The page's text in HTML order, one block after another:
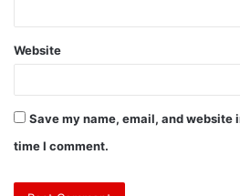
Website
Save my name, email, and website
time I comment.